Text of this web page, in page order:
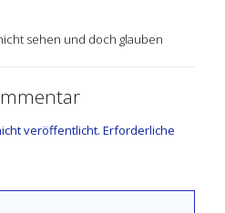
sehen und doch glauben
veröffentlicht. Erforderliche